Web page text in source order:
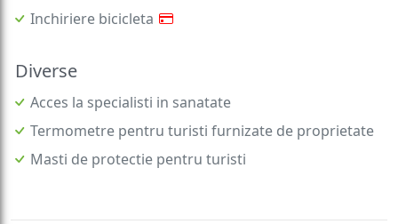
Inchiriere bicicleta
Diverse
Acces la specialisti in sanatate
Termometre pentru turisti furnizate de proprietate
Masti de protectie pentru turisti